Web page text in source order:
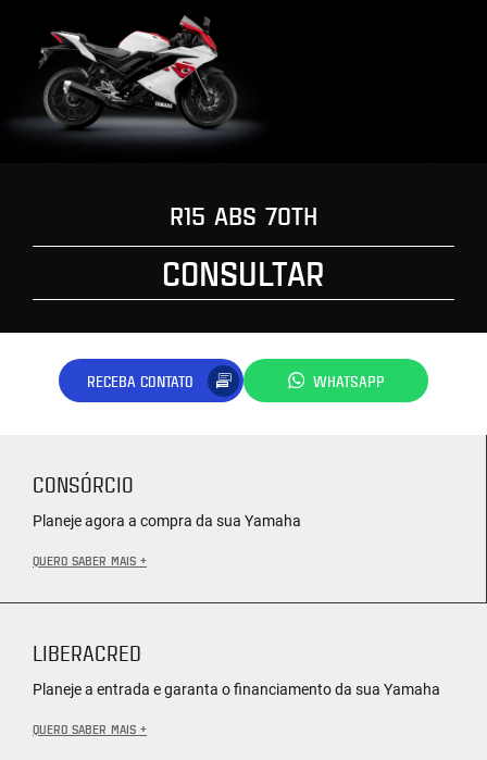
R15 ABS 70TH
CONSULTAR
RECEBA CONTATO WHATSAPP
CONSÓRCIO
Planeje agora a compra da sua Yamaha
QUERO SABER MAIS +
LIBERACRED
Planeje a entrada e garanta o financiamento da sua Yamaha
QUERO SABER MAIS +